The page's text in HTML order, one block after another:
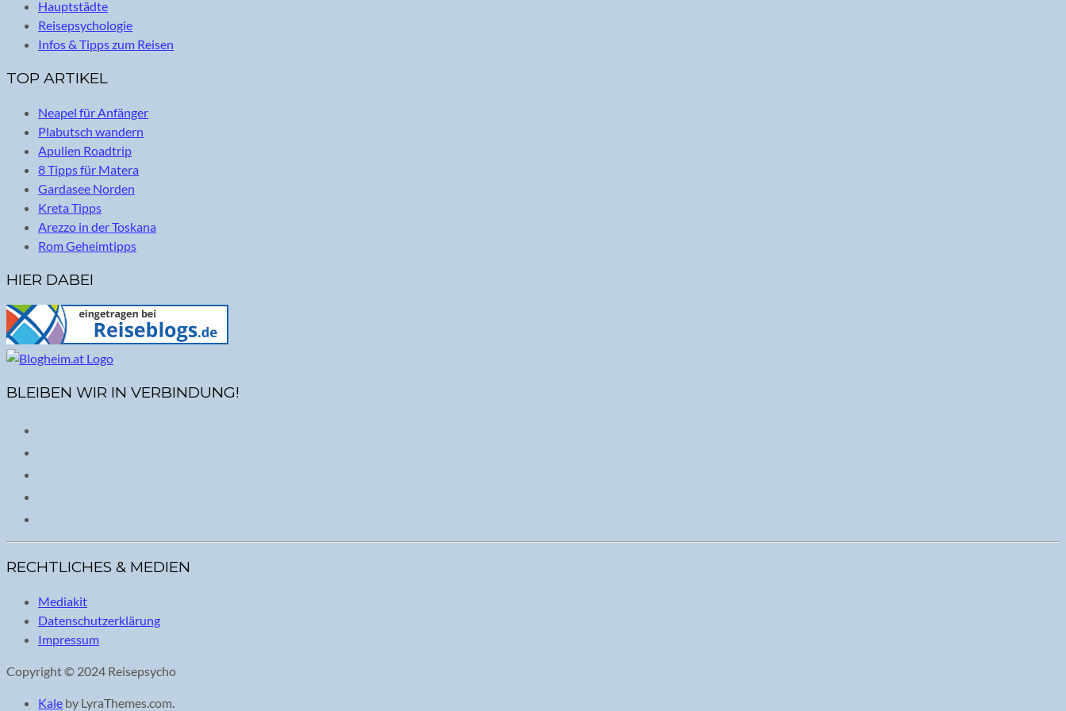
Hauptstädte
Reisepsychologie
Infos & Tipps zum Reisen
TOP ARTIKEL
Neapel für Anfänger
Plabutsch wandern
Apulien Roadtrip
8 Tipps für Matera
Gardasee Norden
Kreta Tipps
Arezzo in der Toskana
Rom Geheimtipps
HIER DABEI
BLEIBEN WIR IN VERBINDUNG!
RECHTLICHES & MEDIEN
Mediakit
Datenschutzerklärung
Impressum
Copyright © 2024 Reisepsycho
Kale by LyraThemes.com.